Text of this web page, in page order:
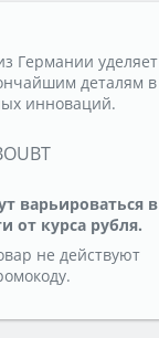
Германии уделяет
деталям в
инноваций.
варьироваться в
от курса рубля.
не действуют